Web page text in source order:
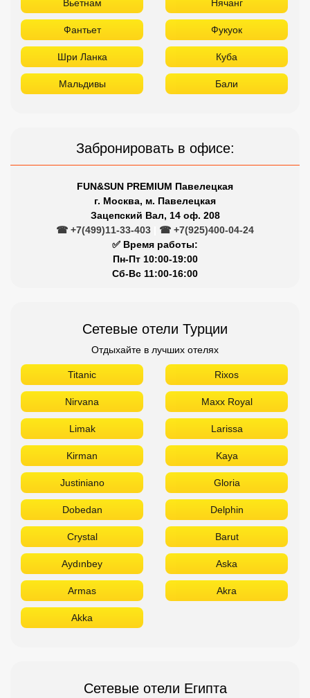
Вьетнам Нячанг
Фантьет Фукуок
Шри Ланка Куба
Мальдивы Бали
Забронировать в офисе:
FUN&SUN PREMIUM Павелецкая
г. Москва, м. Павелецкая
Зацепский Вал, 14 оф. 208
☎ +7(499)11-33-403
☎ +7(925)400-04-24
✅ Время работы:
Пн-Пт 10:00-19:00
Сб-Вс 11:00-16:00
Сетевые отели Турции
Отдыхайте в лучших отелях
Titanic Rixos
Nirvana Maxx Royal
Limak Larissa
Kirman Kaya
Justiniano Gloria
Dobedan Delphin
Crystal Barut
Aydınbey Aska
Armas Akra
Akka
Сетевые отели Египта